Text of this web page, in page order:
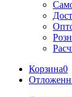
Корзина0